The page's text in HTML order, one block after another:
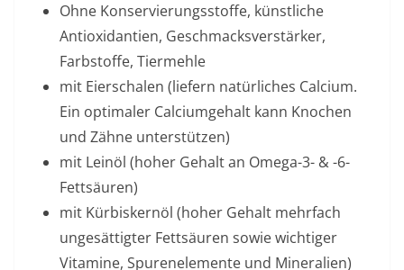
Ohne Konservierungsstoffe, künstliche
Antioxidantien, Geschmacksverstärker,
Farbstoffe, Tiermehle
mit Eierschalen (liefern natürliches Calcium.
Ein optimaler Calciumgehalt kann Knochen
und Zähne unterstützen)
mit Leinöl (hoher Gehalt an Omega-3- & -6-
Fettsäuren)
mit Kürbiskernöl (hoher Gehalt mehrfach
ungesättigter Fettsäuren sowie wichtiger
Vitamine, Spurenelemente und Mineralien)